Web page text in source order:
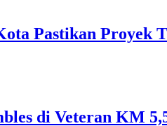
Pastikan Proyek
di Veteran KM